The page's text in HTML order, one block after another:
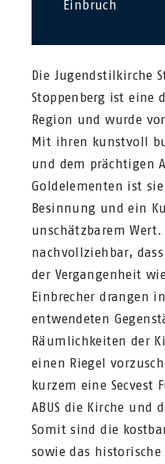
Einbruch
Die Jugendstilkirche
Stoppenberg ist eine
Region und wurde
Mit ihren kunstvoll
und dem prächtigen
Goldelementen ist
Besinnung und ein
unschätzbarem
nachvollziehbar,
der Vergangenheit
Einbrecher drangen
entwendeten
Räumlichkeiten der
einen Riegel
kurzem eine Secvest
ABUS die Kirche und
Somit sind die
sowie das